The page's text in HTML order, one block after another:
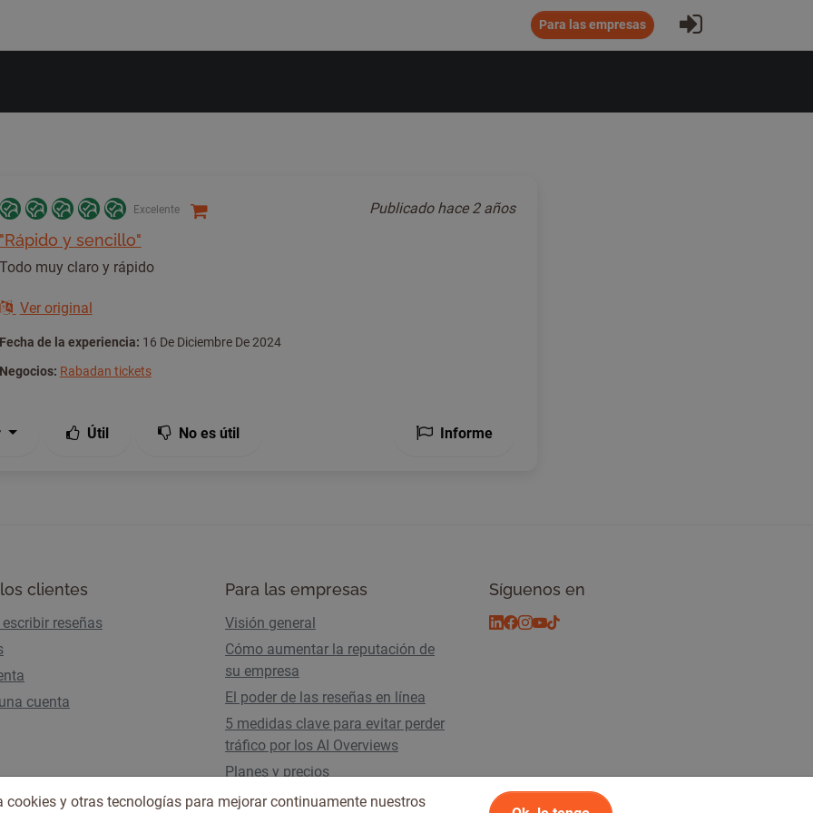
Para las empresas Iniciar sesión
Excelente Publicado hace 2 años
"Rápido y sencillo"
Todo muy claro y rápido
Ver original
Fecha de la experiencia: 16 De Diciembre De 2024
Negocios: Rabadan tickets
Útil No es útil Informe
clientes
reseñas
cuenta
Para las empresas
Visión general
Cómo aumentar la reputación de
su empresa
El poder de las reseñas en línea
5 medidas clave para evitar perder
tráfico por los AI Overviews
Planes y precios
Síguenos en
cookies y otras tecnologías para mejorar continuamente nuestros